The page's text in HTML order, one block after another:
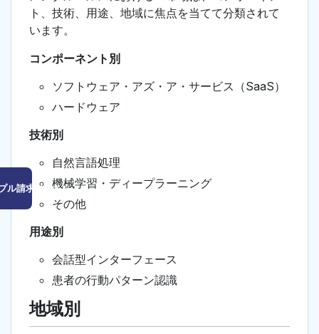
ル請求はこちら
ト、技術、用途、地域に焦点を当てて分類されて
います。
コンポーネント別
ソフトウェア・アズ・ア・サービス（SaaS）
ハードウェア
技術別
自然言語処理
機械学習・ディープラーニング
その他
用途別
会話型インターフェース
患者の行動パターン認識
地域別